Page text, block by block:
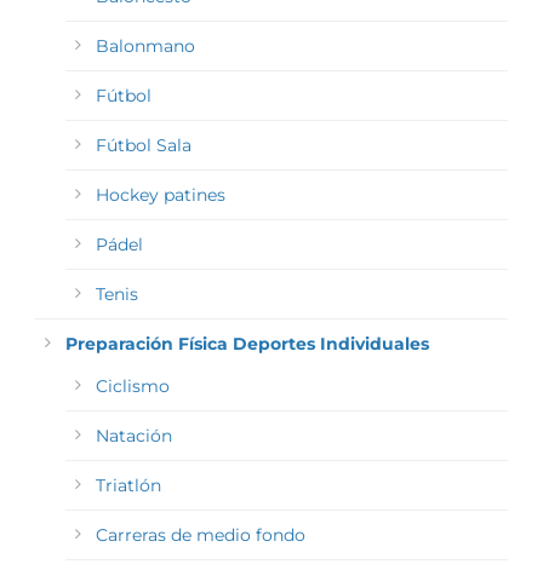
Balonmano
Fútbol
Fútbol Sala
Hockey patines
Pádel
Tenis
Preparación Física Deportes Individuales
Ciclismo
Natación
Triatlón
Carreras de medio fondo